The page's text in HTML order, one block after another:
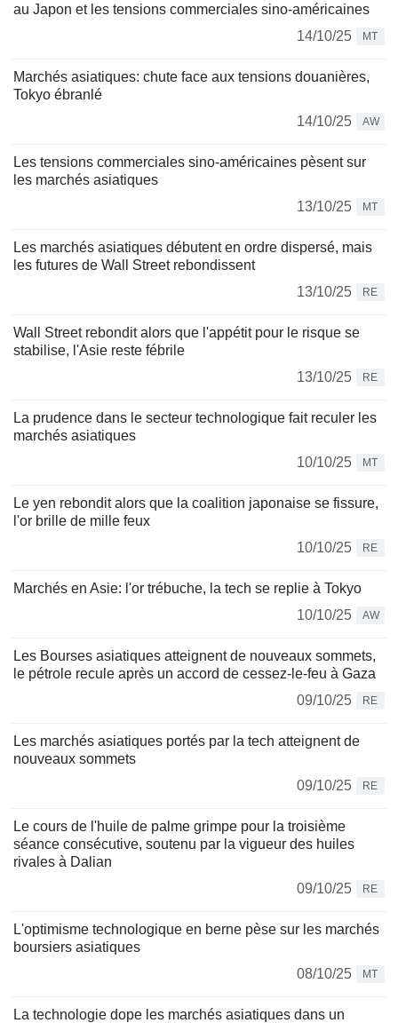
au Japon et les tensions commerciales sino-américaines
14/10/25
MT
Marchés asiatiques: chute face aux tensions douanières,
Tokyo ébranlé
14/10/25
AW
Les tensions commerciales sino-américaines pèsent sur
les marchés asiatiques
13/10/25
MT
Les marchés asiatiques débutent en ordre dispersé, mais
les futures de Wall Street rebondissent
13/10/25
RE
Wall Street rebondit alors que l'appétit pour le risque se
stabilise, l'Asie reste fébrile
13/10/25
RE
La prudence dans le secteur technologique fait reculer les
marchés asiatiques
10/10/25
MT
Le yen rebondit alors que la coalition japonaise se fissure,
l'or brille de mille feux
10/10/25
RE
Marchés en Asie: l'or trébuche, la tech se replie à Tokyo
10/10/25
AW
Les Bourses asiatiques atteignent de nouveaux sommets,
le pétrole recule après un accord de cessez-le-feu à Gaza
09/10/25
RE
Les marchés asiatiques portés par la tech atteignent de
nouveaux sommets
09/10/25
RE
Le cours de l'huile de palme grimpe pour la troisième
séance consécutive, soutenu par la vigueur des huiles
rivales à Dalian
09/10/25
RE
L'optimisme technologique en berne pèse sur les marchés
boursiers asiatiques
08/10/25
MT
La technologie dope les marchés asiatiques dans un